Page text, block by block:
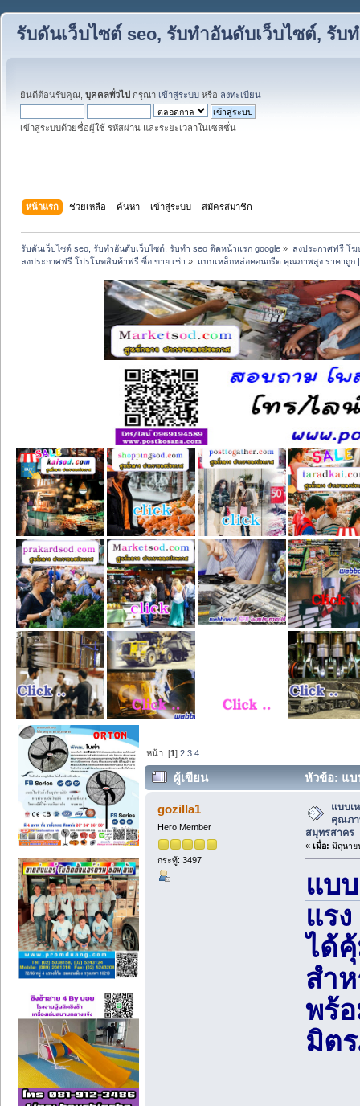
รับดันเว็บไซต์ seo, รับทำอันดับเว็บไซต์, รับ
ยินดีต้อนรับคุณ, บุคคลทั่วไป กรุณา เข้าสู่ระบบ หรือ ลงทะเบียน
เข้าสู่ระบบด้วยชื่อผู้ใช้ รหัสผ่าน และระยะเวลาในเซสชั่น
หน้าแรก ช่วยเหลือ ค้นหา เข้าสู่ระบบ สมัครสมาชิก
รับดันเว็บไซต์ seo, รับทำอันดับเว็บไซต์, รับทำ seo ติดหน้าแรก google » ลงประกาศฟรี โ
ลงประกาศฟรี โปรโมทสินค้าฟรี ซื้อ ขาย เช่า » แบบเหล็กหล่อคอนกรีต คุณภาพสูง ราคาถูก
หน้า: [1]2 3 4
ผู้เขียน
หัวข้อ: แบ
สมุทรสาคร (อ่าน 339 ครั้ง)
gozilla1
Hero Member
กระทู้: 3497
แบบเ
คุณภา
สมุทรสาคร
« เมื่อ: มิถุนาย
แบ
แร
ได้
สำ
พร้
มิต